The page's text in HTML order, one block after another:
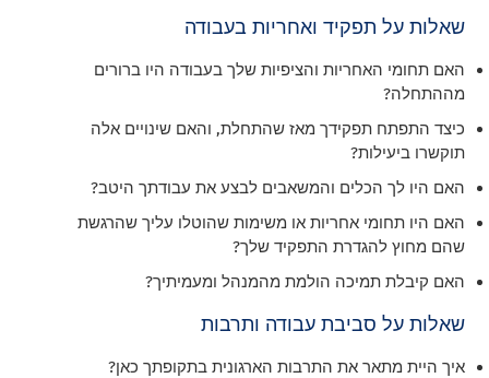
שאלות על תפקיד ואחריות בעבודה
האם תחומי האחריות והציפיות שלך בעבודה היו ברורים
מההתחלה?
כיצד התפתח תפקידך מאז שהתחלת, והאם שינויים אלה
תוקשרו ביעילות?
האם היו לך הכלים והמשאבים לבצע את עבודתך היטב?
האם היו תחומי אחריות או משימות שהוטלו עליך שהרגשת
שהם מחוץ להגדרת התפקיד שלך?
האם קיבלת תמיכה הולמת מהמנהל ומעמיתיך?
שאלות על סביבת עבודה ותרבות
איך היית מתאר את התרבות הארגונית בתקופתך כאן?